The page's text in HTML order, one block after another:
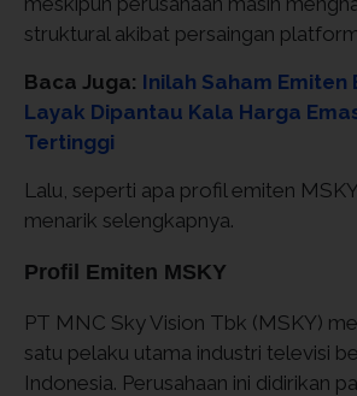
struktural akibat persaingan
Baca Juga: Inilah Saham Emiten
Layak Dipantau Kala Harga
Tertinggi
Lalu, seperti apa profil emiten
menarik selengkapnya.
Profil Emiten MSKY
PT MNC Sky Vision Tbk (MSKY)
satu pelaku utama industri televisi
Indonesia. Perusahaan ini didirikan